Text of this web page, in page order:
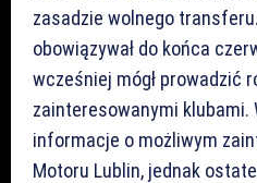
zasadzie wolnego
obowiązywał do końca
wcześniej mógł prowadzić
zainteresowanymi klubami.
informacje o możliwym
Motoru Lublin, jednak